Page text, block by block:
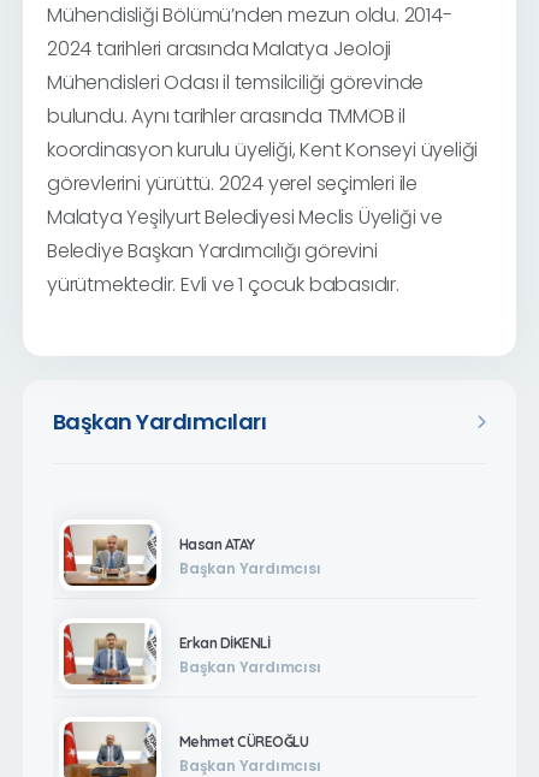
Başkan Yardımcıları
Hasan ATAY
Başkan Yardımcısı
Erkan DİKENLİ
Başkan Yardımcısı
Mehmet CÜREOĞLU
Başkan Yardımcısı
Mühendisliği Bölümü’nden mezun oldu. 2014-
2024 tarihleri arasında Malatya Jeoloji
Mühendisleri Odası il temsilciliği görevinde
bulundu. Aynı tarihler arasında TMMOB il
koordinasyon kurulu üyeliği, Kent Konseyi üyeliği
görevlerini yürüttü. 2024 yerel seçimleri ile
Malatya Yeşilyurt Belediyesi Meclis Üyeliği ve
Belediye Başkan Yardımcılığı görevini
yürütmektedir. Evli ve 1 çocuk babasıdır.